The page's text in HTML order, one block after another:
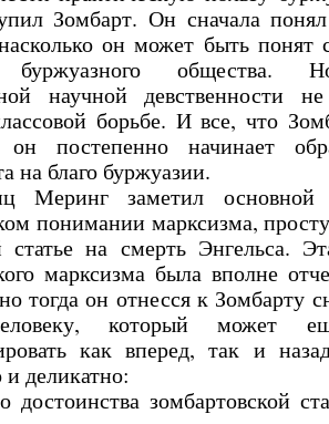
Зомбарт. Он сначала
он может быть понят
буржуазного общества.
научной девственности
борьбе. И все, что
он постепенно начинает
на благо буржуазии.
заметил основной
понимании марксизма,
статье на смерть Энгельса.
марксизма была вполне
тогда он отнесся к Зомбарту
который может
как вперед, так и
деликатно:
зомбартовской